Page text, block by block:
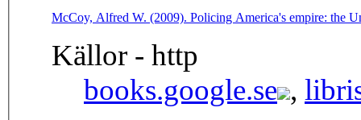
McCoy, Alfred W. (2009). Policing America's empire: the
Källor - http
books.google.se ,